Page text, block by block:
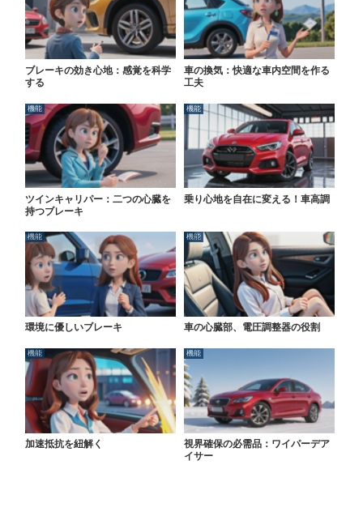
ブレーキの効き心地：感覚を科学
する
車の換気：快適な車内空間を作る
工夫
機能
ツインキャリパー：二つの心臓を
持つブレーキ
機能
乗り心地を自在に変える！車高調
機能
環境に優しいブレーキ
機能
車の心臓部、電圧調整器の役割
機能
加速抵抗を紐解く
機能
視界確保の必需品：ワイパーデア
イサー